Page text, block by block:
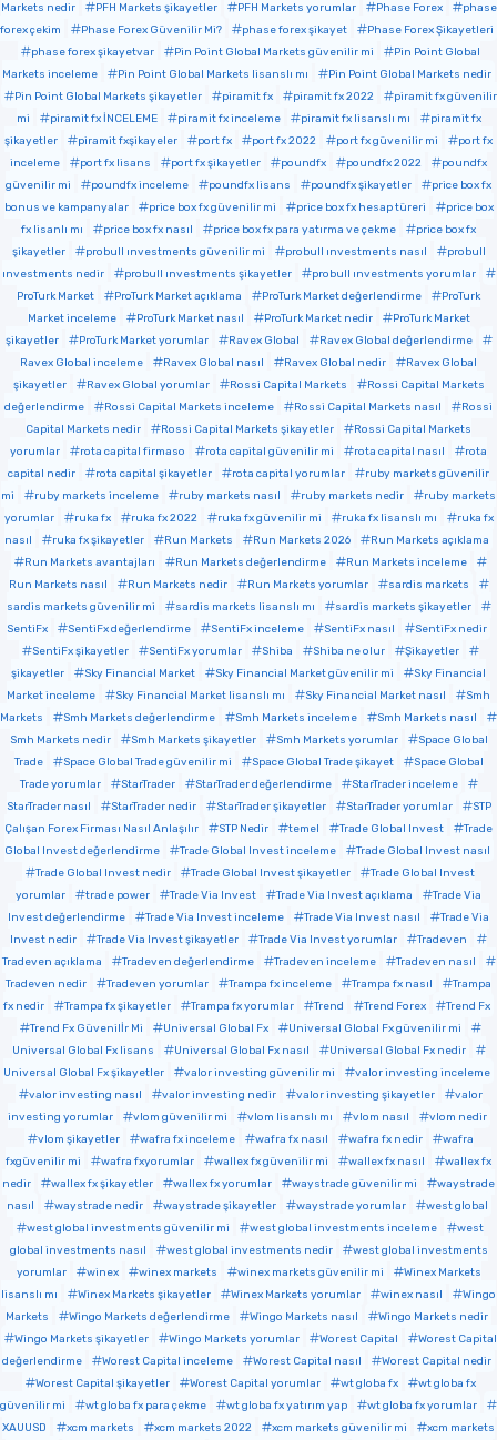
Markets nedir
PFH Markets şikayetler PFH Markets yorumlar Phase Forex
phase
forex çekim
Phase Forex Güvenilir Mi? phase forex şikayet
Phase Forex Şikayetleri
phase forex şikayetvar
Pin Point Global Markets güvenilir mi
Pin Point Global
Markets inceleme
Pin Point Global Markets lisanslı mı
Pin Point Global Markets nedir
Pin Point Global Markets şikayetler
piramit fx piramit fx 2022
piramit fx güvenilir
mi
piramit fx İNCELEME piramit fx inceleme piramit fx lisanslı mı
piramit fx
şikayetler
piramit fxşikayeler port fx port fx 2022 port fx güvenilir mi
port fx
inceleme
port fx lisans port fx şikayetler poundfx poundfx 2022
poundfx
güvenilir mi
poundfx inceleme poundfx lisans poundfx şikayetler
price box fx
bonus ve kampanyalar
price box fx güvenilir mi price box fx hesap türeri
price box
fx lisanlı mı
price box fx nasıl price box fx para yatırma ve çekme
price box fx
şikayetler
probull ınvestments güvenilir mi probull ınvestments nasıl
probull
ınvestments nedir
probull ınvestments şikayetler
probull ınvestments yorumlar
ProTurk Market
ProTurk Market açıklama ProTurk Market değerlendirme
ProTurk
Market inceleme
ProTurk Market nasıl ProTurk Market nedir
ProTurk Market
şikayetler
ProTurk Market yorumlar Ravex Global
Ravex Global değerlendirme
Ravex Global inceleme
Ravex Global nasıl Ravex Global nedir
Ravex Global
şikayetler
Ravex Global yorumlar Rossi Capital Markets
Rossi Capital Markets
değerlendirme
Rossi Capital Markets inceleme Rossi Capital Markets nasıl
Rossi
Capital Markets nedir
Rossi Capital Markets şikayetler
Rossi Capital Markets
yorumlar
rota capital firmaso rota capital güvenilir mi rota capital nasıl
rota
capital nedir
rota capital şikayetler rota capital yorumlar
ruby markets güvenilir
mi
ruby markets inceleme ruby markets nasıl ruby markets nedir
ruby markets
yorumlar
ruka fx ruka fx 2022 ruka fx güvenilir mi ruka fx lisanslı mı
ruka fx
nasıl
ruka fx şikayetler Run Markets Run Markets 2026
Run Markets açıklama
Run Markets avantajları
Run Markets değerlendirme
Run Markets inceleme
Run Markets nasıl
Run Markets nedir Run Markets yorumlar
sardis markets
sardis markets güvenilir mi
sardis markets lisanslı mı
sardis markets şikayetler
SentiFx
SentiFx değerlendirme SentiFx inceleme SentiFx nasıl
SentiFx nedir
SentiFx şikayetler
SentiFx yorumlar Shiba Shiba ne olur
Şikayetler
şikayetler
Sky Financial Market Sky Financial Market güvenilir mi
Sky Financial
Market inceleme
Sky Financial Market lisanslı mı Sky Financial Market nasıl
Smh
Markets
Smh Markets değerlendirme Smh Markets inceleme
Smh Markets nasıl
Smh Markets nedir
Smh Markets şikayetler Smh Markets yorumlar
Space Global
Trade
Space Global Trade güvenilir mi Space Global Trade şikayet
Space Global
Trade yorumlar
StarTrader StarTrader değerlendirme
StarTrader inceleme
StarTrader nasıl
StarTrader nedir StarTrader şikayetler StarTrader yorumlar
STP
Çalışan Forex Firması Nasıl Anlaşılır
STP Nedir temel Trade Global Invest
Trade
Global Invest değerlendirme
Trade Global Invest inceleme
Trade Global Invest nasıl
Trade Global Invest nedir
Trade Global Invest şikayetler
Trade Global Invest
yorumlar
trade power Trade Via Invest Trade Via Invest açıklama
Trade Via
Invest değerlendirme
Trade Via Invest inceleme Trade Via Invest nasıl
Trade Via
Invest nedir
Trade Via Invest şikayetler Trade Via Invest yorumlar
Tradeven
Tradeven açıklama
Tradeven değerlendirme Tradeven inceleme
Tradeven nasıl
Tradeven nedir
Tradeven yorumlar Trampa fx inceleme Trampa fx nasıl
Trampa
fx nedir
Trampa fx şikayetler Trampa fx yorumlar Trend Trend Forex
Trend Fx
Trend Fx Güvenilİr Mi
Universal Global Fx
Universal Global Fx güvenilir mi
Universal Global Fx lisans
Universal Global Fx nasıl
Universal Global Fx nedir
Universal Global Fx şikayetler
valor investing güvenilir mi
valor investing inceleme
valor investing nasıl
valor investing nedir valor investing şikayetler
valor
investing yorumlar
vlom güvenilir mi vlom lisanslı mı vlom nasıl
vlom nedir
vlom şikayetler
wafra fx inceleme wafra fx nasıl wafra fx nedir
wafra
fxgüvenilir mi
wafra fxyorumlar wallex fx güvenilir mi wallex fx nasıl
wallex fx
nedir
wallex fx şikayetler wallex fx yorumlar waystrade güvenilir mi
waystrade
nasıl
waystrade nedir waystrade şikayetler waystrade yorumlar
west global
west global investments güvenilir mi
west global investments inceleme
west
global investments nasıl
west global investments nedir
west global investments
yorumlar
winex winex markets winex markets güvenilir mi
Winex Markets
lisanslı mı
Winex Markets şikayetler Winex Markets yorumlar winex nasıl
Wingo
Markets
Wingo Markets değerlendirme Wingo Markets nasıl
Wingo Markets nedir
Wingo Markets şikayetler
Wingo Markets yorumlar Worest Capital
Worest Capital
değerlendirme
Worest Capital inceleme Worest Capital nasıl
Worest Capital nedir
Worest Capital şikayetler
Worest Capital yorumlar wt globa fx
wt globa fx
güvenilir mi
wt globa fx para çekme wt globa fx yatırım yap
wt globa fx yorumlar
XAUUSD
xcm markets xcm markets 2022 xcm markets güvenilir mi xcm markets